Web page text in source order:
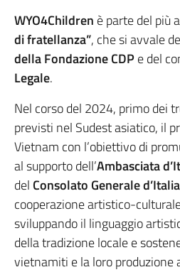
WYO4Children è parte del più
di fratellanza”, che si avvale
della Fondazione CDPe del
Legale.
Nel corso del 2024, primo dei
previsti nel Sudest asiatico, il
Vietnam con l’obiettivo di
al supporto dell’Ambasciata
del Consolato Generale
cooperazione artistico-
sviluppando il linguaggio
della tradizione locale e
vietnamiti e la loro produzione